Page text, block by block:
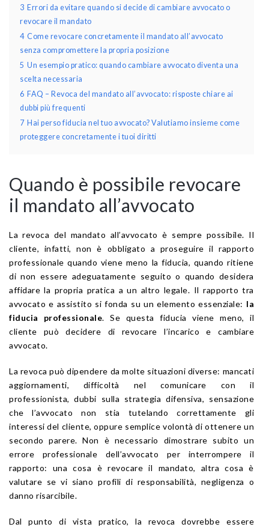
3 Errori da evitare quando si decide di cambiare avvocato o
revocare il mandato
4 Come revocare concretamente il mandato all’avvocato
senza compromettere la propria posizione
5 Un esempio pratico: quando cambiare avvocato diventa una
scelta necessaria
6 FAQ – Revoca del mandato all’avvocato: risposte chiare ai
dubbi più frequenti
7 Hai perso fiducia nel tuo avvocato? Valutiamo insieme come
proteggere concretamente i tuoi diritti
Quando è possibile revocare
il mandato all’avvocato
La revoca del mandato all’avvocato è sempre possibile. Il
cliente, infatti, non è obbligato a proseguire il rapporto
professionale quando viene meno la fiducia, quando ritiene
di non essere adeguatamente seguito o quando desidera
affidare la propria pratica a un altro legale. Il rapporto tra
avvocato e assistito si fonda su un elemento essenziale: la
fiducia professionale. Se questa fiducia viene meno, il
cliente può decidere di revocare l’incarico e cambiare
avvocato.
La revoca può dipendere da molte situazioni diverse: mancati
aggiornamenti, difficoltà nel comunicare con il
professionista, dubbi sulla strategia difensiva, sensazione
che l’avvocato non stia tutelando correttamente gli
interessi del cliente, oppure semplice volontà di ottenere un
secondo parere. Non è necessario dimostrare subito un
errore professionale dell’avvocato per interrompere il
rapporto: una cosa è revocare il mandato, altra cosa è
valutare se vi siano profili di responsabilità, negligenza o
danno risarcibile.
Dal punto di vista pratico, la revoca dovrebbe essere